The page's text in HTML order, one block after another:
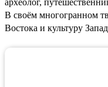
археолог,
В своём многогранном
Востока и культуру